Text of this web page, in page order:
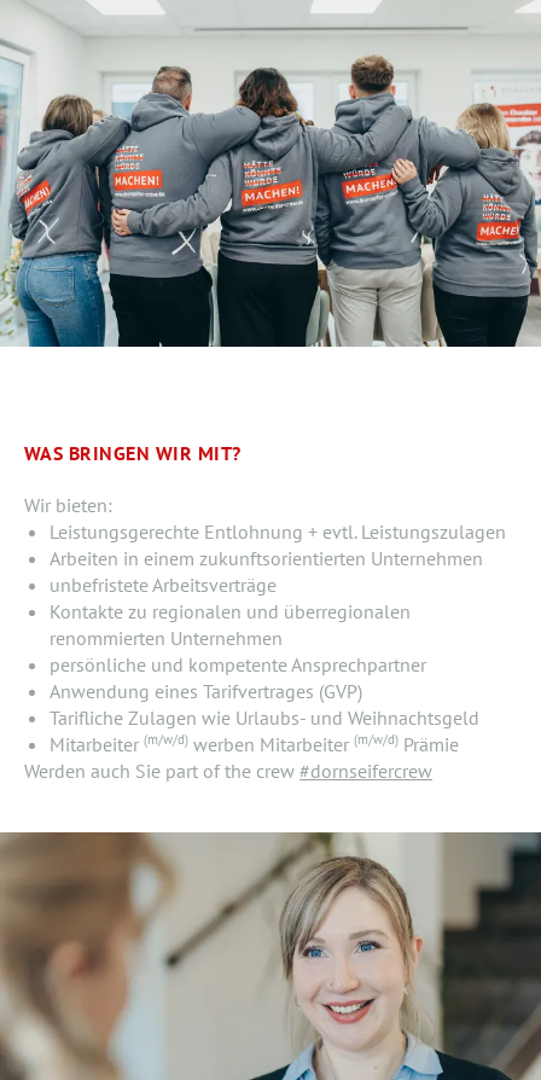
WAS BRINGEN WIR MIT?
Wir bieten:
Leistungsgerechte Entlohnung + evtl. Leistungszulagen
Arbeiten in einem zukunftsorientierten Unternehmen
unbefristete Arbeitsverträge
Kontakte zu regionalen und überregionalen
renommierten Unternehmen
persönliche und kompetente Ansprechpartner
Anwendung eines Tarifvertrages (GVP)
Tarifliche Zulagen wie Urlaubs- und Weihnachtsgeld
Mitarbeiter (m/w/d)werben Mitarbeiter (m/w/d)Prämie
Werden auch Sie part of the crew #dornseifercrew